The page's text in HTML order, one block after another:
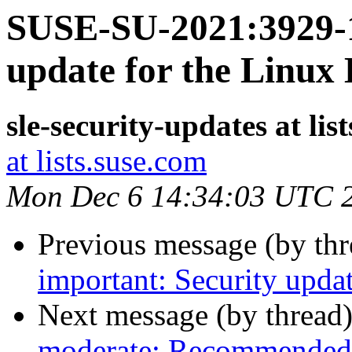
SUSE-SU-
update for the Linux
sle-security-updates at
at lists.suse.com
Mon Dec 6 14:34:03 UTC
Previous message (by
important: Security
Next message (by